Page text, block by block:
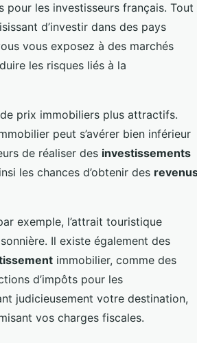
pour les investisseurs français. Tout
d’investir dans des pays
vous exposez à des marchés
les risques liés à la
prix immobiliers plus attractifs.
peut s’avérer bien inférieur
de réaliser des investissements
les chances d’obtenir des
exemple, l’attrait touristique
Il existe également des
immobilier, comme des
d’impôts pour les
judicieusement votre destination,
vos charges fiscales.